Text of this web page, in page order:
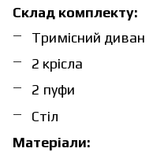
Склад комплекту:
Тримісний диван
2 крісла
2 пуфи
Стіл
Матеріали: